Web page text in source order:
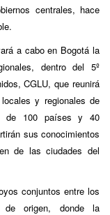
centrales, hace
a cabo en Bogotá la
dentro del 5º
CGLU, que reunirá
y regionales de
de 100 países y 40
sus conocimientos
de las ciudades del
conjuntos entre los
de origen, donde la